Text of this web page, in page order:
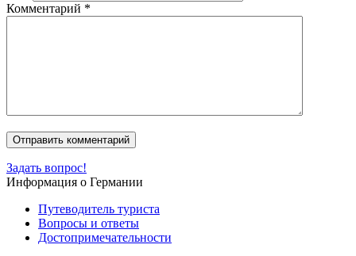
Комментарий *
Задать вопрос!
Информация о Германии
Путеводитель туриста
Вопросы и ответы
Достопримечательности